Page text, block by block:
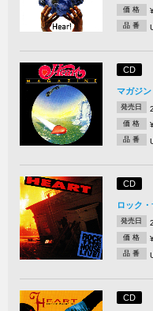
価 格
品 番
CD
マガジン
発売日
価 格
品 番
CD
ロック
発売日
価 格
品 番
CD